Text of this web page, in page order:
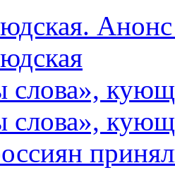
слова»,
слова»,